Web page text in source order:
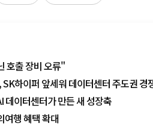
호출 장비 오류"
하이퍼 앞세워 데이터센터 주도권 경
이터센터가 만든 새 성장축
여행 혜택 확대